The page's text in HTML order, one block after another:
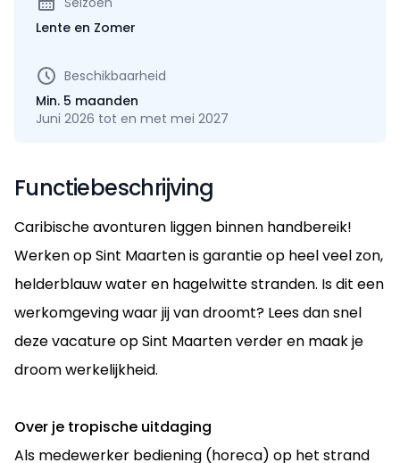
Lente en Zomer
Beschikbaarheid
Min. 5 maanden
Juni 2026 tot en met mei 2027
Functiebeschrijving
Caribische avonturen liggen binnen handbereik!
Werken op Sint Maarten is garantie op heel veel zon,
helderblauw water en hagelwitte stranden. Is dit een
werkomgeving waar jij van droomt? Lees dan snel
deze vacature op Sint Maarten verder en maak je
droom werkelijkheid.
Over je tropische uitdaging
Als medewerker bediening (horeca) op het strand